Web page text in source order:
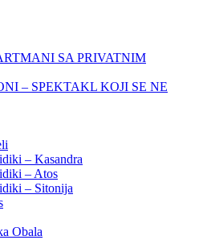
SA PRIVATNIM
– SPEKTAKL KOJI SE NE
– Kasandra
– Atos
– Sitonija
Obala